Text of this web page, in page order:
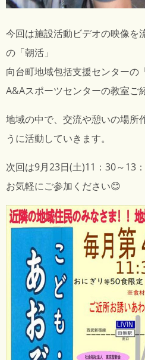
今回は施設活動ビデオの映像を
の「朝活」
向台町地域包括支援センターの
A&Aスポーツセンターの教室ご
地域の中で、交流や憩いの場所
うに活動していきます。
次回は9月23日(土)11：30～13
お気軽にご参加ください😊